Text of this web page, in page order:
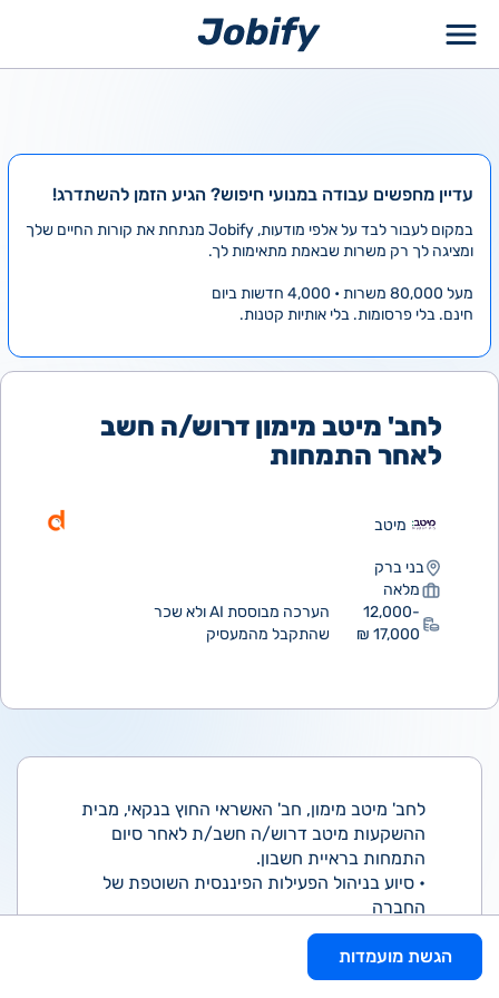
עדיין מחפשים עבודה במנועי חיפוש? הגיע הזמן להשתדרג!
במקום לעבור לבד על אלפי מודעות, Jobify מנתחת את קורות החיים שלך
ומציגה לך רק משרות שבאמת מתאימות לך.
מעל 80,000 משרות • 4,000 חדשות ביום
חינם. בלי פרסומות. בלי אותיות קטנות.
לחב' מיטב מימון דרוש/ה חשב
לאחר התמחות
מיטב
בני ברק
מלאה
12,000-
17,000 ₪
הערכה מבוססת AI ולא שכר
שהתקבל מהמעסיק
לחב' מיטב מימון, חב' האשראי החוץ בנקאי, מבית
ההשקעות מיטב דרוש/ה חשב/ת לאחר סיום
התמחות בראיית חשבון.
• סיוע בניהול הפעילות הפיננסית השוטפת של
החברה
• בקרה ומעקב אחר תיק ההלוואות
• הכנת דוחות ניהוליים וניתוחים פיננסים
• מעקב אחר תזרים מזומנים והתנהלות מול
הגשת מועמדות